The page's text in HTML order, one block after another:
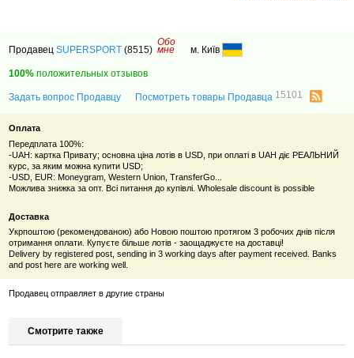
ПродавецSUPERSPORT (8515)
Обо
мне м. Київ
100% положительных отзывов
Задать вопрос Продавцу Посмотреть товары Продавца 15101
Оплата
Передплата 100%:
-UAH: картка Привату; основна ціна лотів в USD, при оплаті в UAH діє РЕАЛЬНИЙ
курс, за яким можна купити USD;
-USD, EUR: Moneygram, Western Union, TransferGo...
Можлива знижка за опт. Всі питання до купівлі. Wholesale discount is possible
Доставка
Укрпоштою (рекомендованою) або Новою поштою протягом 3 робочих днів після
отримання оплати. Купуєте більше лотів - заощаджуєте на доставці!
Delivery by registered post, sending in 3 working days after payment received. Banks
and post here are working well.
Продавец отправляет в другие страны
Смотрите также